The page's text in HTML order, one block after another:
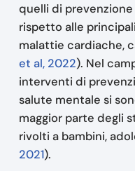
quelli di
rispetto alle
malattie cardiache,
et al, 2022). Nel
interventi di
salute mentale si
maggior parte degli
rivolti a bambini,
2021).